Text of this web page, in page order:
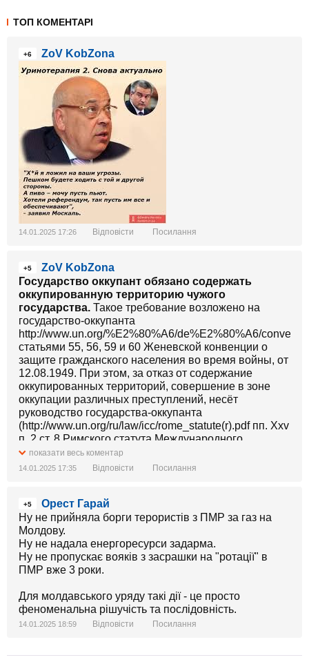
ТОП КОМЕНТАРІ
+6 ZoV KobZona
14.01.2025 17:26 Відповісти Посилання
+5
ZoV KobZona
Государство оккупант обязано содержать
оккупированную территорию чужого
государства. Такое требование возложено на
государство-оккупанта
http://www.un.org/%E2%80%A6/de%E2%80%A6/
статьями 55, 56, 59 и 60 Женевской конвенции о
защите гражданского населения во время войны, от
12.08.1949. При этом, за отказ от содержание
оккупированных территорий, совершение в зоне
оккупации различных преступлений, несёт
руководство государства-оккупанта
(http://www.un.org/ru/law/icc/rome_statute(r).pdf пп. Xxv
п. 2 ст. 8 Римского статута Международного
уголовного трибунала).
показати весь коментар
14.01.2025 17:35 Відповісти Посилання
+5
Орест Гарай
Ну не прийняла борги терористів з ПМР за газ на
Молдову.
Ну не надала енергоресурси задарма.
Ну не пропускає вояків з засрашки на "ротації" в
ПМР вже 3 роки.
Для молдавського уряду такі дії - це просто
феноменальна рішучість та послідовність.
14.01.2025 18:59 Відповісти Посилання